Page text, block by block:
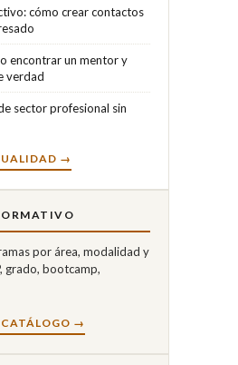
cómo crear contactos
encontrar un mentor y
verdad
sector profesional sin
→
por área, modalidad y
grado, bootcamp,
CATÁLOGO →